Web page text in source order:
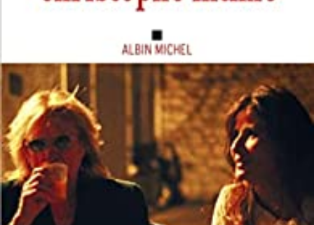
LIRE LA SUITE